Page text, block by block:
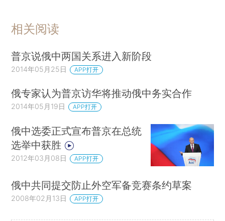
相关阅读
普京说俄中两国关系进入新阶段
2014年05月25日 APP打开
俄专家认为普京访华将推动俄中务实合作
2014年05月19日 APP打开
俄中选委正式宣布普京在总统
选举中获胜
2012年03月08日 APP打开
俄中共同提交防止外空军备竞赛条约草案
2008年02月13日 APP打开